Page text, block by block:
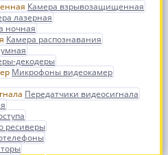
Камера взрывозащищенная
лазерная
ночная
Камера распознавания
декодеры
Микрофоны видеокамер
Передатчики видеосигнала
ресиверы